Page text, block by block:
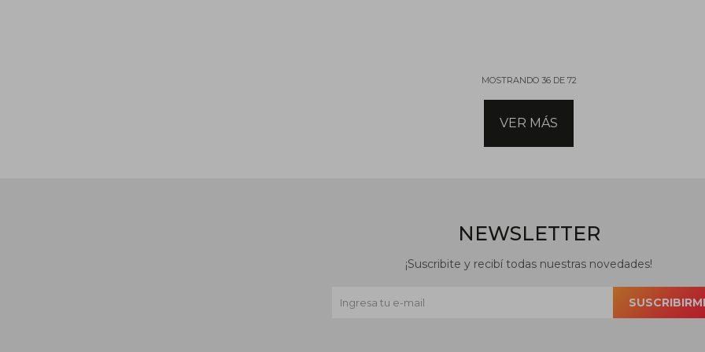
MOSTRANDO 36DE 72
VER MÁS
NEWSLETTER
¡Suscribite y recibí todas nuestras novedades!